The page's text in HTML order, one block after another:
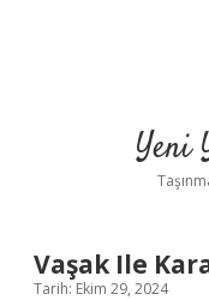
Yeni
Vaşak Ile
Tarih: Ekim 29, 2024